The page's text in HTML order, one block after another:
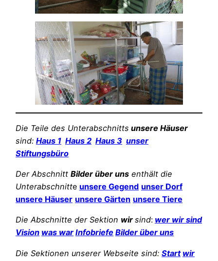
Die Teile des Unterabschnitts unsere Häuser
sind: Haus 1 Haus 2 Haus 3 unser
Stiftungsbüro
Der Abschnitt Bilder über uns enthält die
Unterabschnitte unsere Gegend unser Dorf
unsere Häuser unsere Gärten unsere Tiere
Die Abschnitte der Sektion wir sind: wer wir sind
Vision was war Infobriefe Bilder über uns
Die Sektionen unserer Webseite sind: Start wir